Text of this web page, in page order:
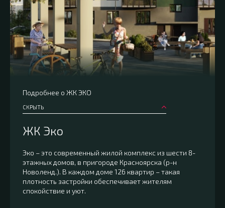
Подробнее о ЖК ЭКО
СКРЫТЬ
ЖК Эко
Эко – это современный жилой комплекс из шести 8-
этажных домов, в пригороде Красноярска (р-н
Новоленд.). В каждом доме 126 квартир – такая
плотность застройки обеспечивает жителям
спокойствие и уют.